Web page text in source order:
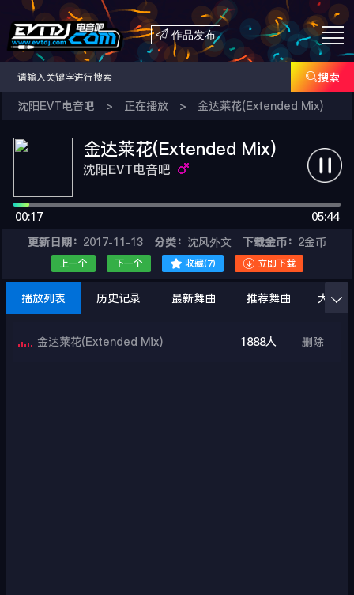
 作品发布
搜索
沈阳EVT电音吧 > 正在播放 > 金达莱花(Extended Mix)
金达莱花(Extended Mix)
沈阳EVT电音吧
00:17
05:44
更新日期： 2017-11-13 分类： 沈风外文 下载金币： 2金币
上一个 下一个  收藏(7)  立即下载
播放列表 历史记录 最新舞曲 推荐舞曲 大家在

金达莱花(Extended Mix) 1888人 删除